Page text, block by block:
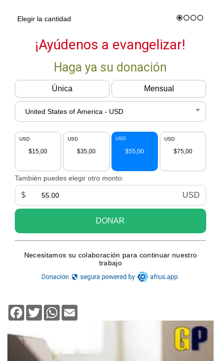
Facebook
TwitterWhatsApp